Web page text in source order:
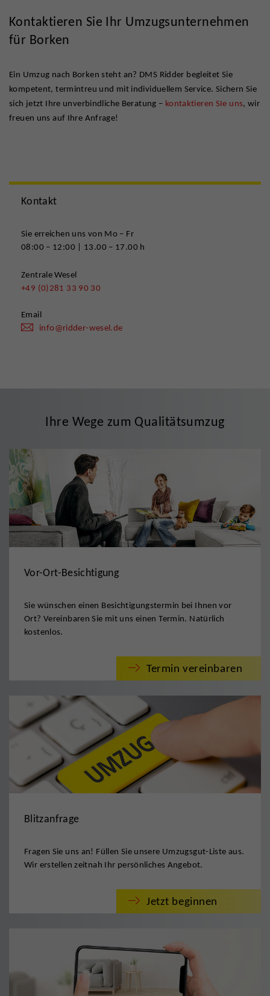
Kontaktieren Sie Ihr Umzugsunternehmen
für Borken
Ein Umzug nach Borken steht an? DMS Ridder begleitet Sie
kompetent, termintreu und mit individuellem Service. Sichern Sie
sich jetzt Ihre unverbindliche Beratung – kontaktieren SIe uns, wir
freuen uns auf Ihre Anfrage!
Kontakt
Sie erreichen uns von Mo – Fr
08:00 – 12:00 | 13.00 – 17.00 h
Zentrale Wesel
+49 (0)281 33 90 30
Email
info@ridder-wesel.de
Ihre Wege zum Qualitätsumzug
Vor-Ort-Besichtigung
Sie wünschen einen Besichtigungstermin bei Ihnen vor
Ort? Vereinbaren Sie mit uns einen Termin. Natürlich
kostenlos.
Termin vereinbaren
Blitzanfrage
Fragen Sie uns an! Füllen Sie unsere Umzugsgut-Liste aus.
Wir erstellen zeitnah Ihr persönliches Angebot.
Jetzt beginnen